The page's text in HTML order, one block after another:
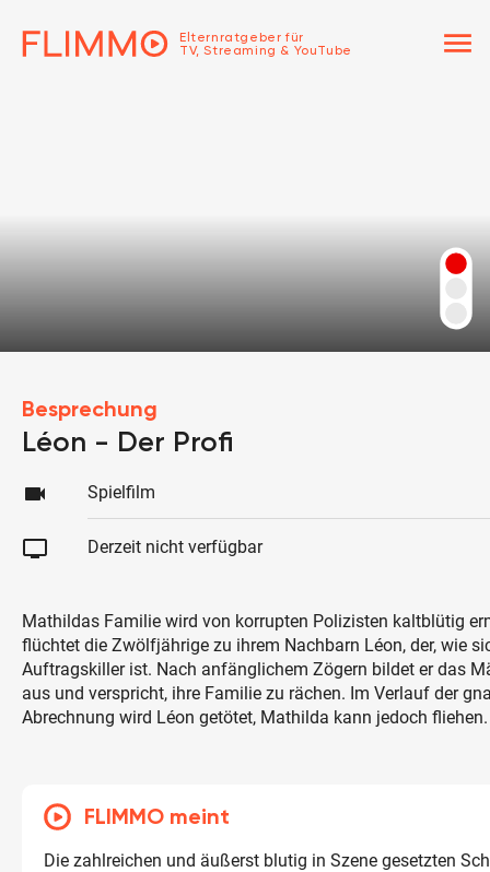
Elternratgeber für
TV, Streaming & YouTube
menu
Besprechung
Léon - Der Profi
videocam Spielfilm
tv Derzeit nicht verfügbar
Mathildas Familie wird von korrupten Polizisten kaltblütig
flüchtet die Zwölfjährige zu ihrem Nachbarn Léon, der, wie
Auftragskiller ist. Nach anfänglichem Zögern bildet er das
aus und verspricht, ihre Familie zu rächen. Im Verlauf der
Abrechnung wird Léon getötet, Mathilda kann jedoch fliehen.
FLIMMO meint
Die zahlreichen und äußerst blutig in Szene gesetzten